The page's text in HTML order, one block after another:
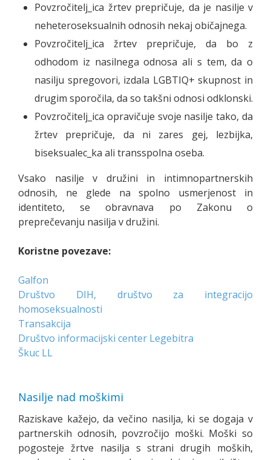
Povzročitelj_ica žrtev prepričuje, da je nasilje v
neheteroseksualnih odnosih nekaj običajnega.
Povzročitelj_ica žrtev prepričuje, da bo z
odhodom iz nasilnega odnosa ali s tem, da o
nasilju spregovori, izdala LGBTIQ+ skupnost in
drugim sporočila, da so takšni odnosi odklonski.
Povzročitelj_ica opravičuje svoje nasilje tako, da
žrtev prepričuje, da ni zares gej, lezbijka,
biseksualec_ka ali transspolna oseba.
Vsako nasilje v družini in intimnopartnerskih
odnosih, ne glede na spolno usmerjenost in
identiteto, se obravnava po Zakonu o
preprečevanju nasilja v družini.
Koristne povezave:
Galfon
Društvo DIH, društvo za integracijo
homoseksualnosti
Transakcija
Društvo informacijski center Legebitra
Škuc LL
Nasilje nad moškimi
Raziskave kažejo, da večino nasilja, ki se dogaja v
partnerskih odnosih, povzročijo moški. Moški so
pogosteje žrtve nasilja s strani drugih moških,